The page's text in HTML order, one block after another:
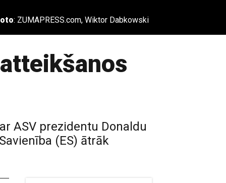
: ZUMAPRESS.com, Wiktor Dabkowski
ASV prezidentu Donaldu
(ES) ātrāk